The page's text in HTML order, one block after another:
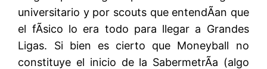
universitario y por scouts que entendÃ­an que
el fÃ­sico lo era todo para llegar a Grandes
Ligas. Si bien es cierto que Moneyball no
constituye el inicio de la SabermetrÃ­a (algo